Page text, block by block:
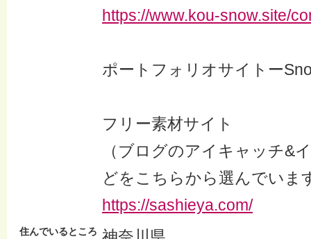
https://www.kou-snow.site/
ポートフォリオサイトー
フリー素材サイト
（ブログのアイキャッチ&
どをこちらから選んでいま
https://sashieya.com/
住んでいるところ